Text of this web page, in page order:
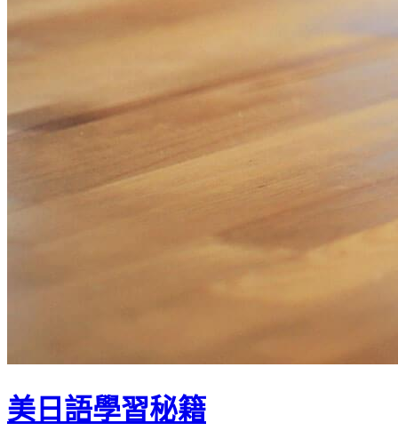
美日語學​​習秘籍